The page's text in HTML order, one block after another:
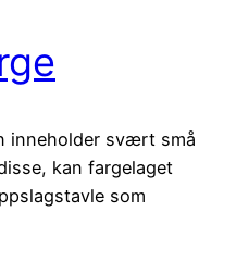
inneholder svært små
kan fargelaget
som